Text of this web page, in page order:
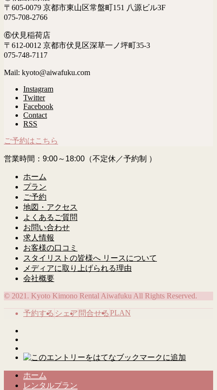
〒605-0079 京都市東山区常盤町151 八源ビル3F
075-708-2766
⑥伏見稲荷店
〒612-0012 京都市伏見区深草一ノ坪町35-3
075-748-7117
Mail: kyoto@aiwafuku.com
Instagram
Twitter
Facebook
Contact
RSS
ご予約はこちら
営業時間：9:00～18:00（不定休／予約制 ）
ホーム
プラン
ご予約
地図・アクセス
よくあるご質問
お問い合わせ
求人情報
お客様の口コミ
スタイリストの皆様へ リースについて
メディアに取り上げられる理由
会社概要
© 2021. Kyoto Kimono Rental Aiwafuku All Rights Reserved.
予約する シェア 問合せるPLAN
ホーム
レンタルプラン